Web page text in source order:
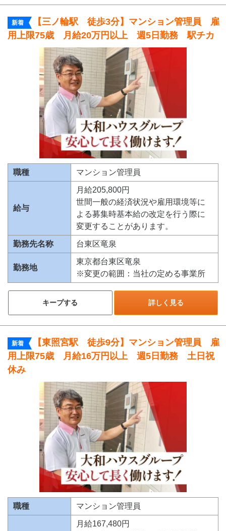
新着
【三ノ輪駅 徒歩3分】マンション管理員 雇
用上限75歳 月給20万円以上 週5日勤務 駅チカ
職種 マンション管理員
給与
月給205,800円
世間一般の経済状況や雇用環境等に
よる募集時基本給の改定を行う際に
変更することがあります。
勤務先名称 台東区竜泉
勤務地
東京都台東区竜泉
※変更の範囲：当社の定める事業所
キープする 詳しく見る
新着
【東照宮駅 徒歩9分】マンション管理員 雇
用上限75歳 月給16万円以上 週5日勤務 土日祝
休み
職種 マンション管理員
月給167,480円